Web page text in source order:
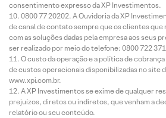
consentimento expresso da XP Investimentos.
0800 77 20202. A Ouvidoria da XP
de canal de contato sempre que os clientes
com as soluções dadas pela empresa aos seus
ser realizado por meio do telefone: 0800 722
O custo da operação e a política de
de custos operacionais disponibilizadas no site
www.xpi.com.br.
A XP Investimentos se exime de qualquer
prejuízos, diretos ou indiretos, que venham a
relatório ou seu conteúdo.